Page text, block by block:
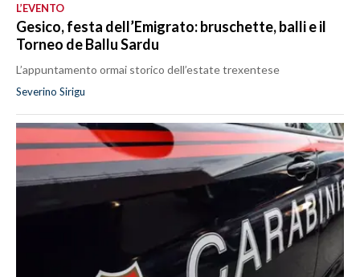
L’EVENTO
Gesico, festa dell’Emigrato: bruschette, balli e il
Torneo de Ballu Sardu
L’appuntamento ormai storico dell’estate trexentese
Severino Sirigu